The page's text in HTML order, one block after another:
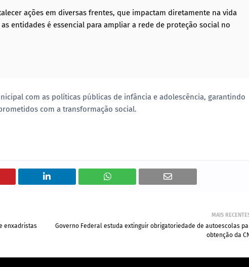
ações em diversas frentes, que impactam diretamente na vida
entidades é essencial para ampliar a rede de proteção social no
com as políticas públicas de infância e adolescência, garantindo
com a transformação social.
MAIS
Governo Federal estuda extinguir obrigatoriedade de autoescolas
obtenção da
enxadristas